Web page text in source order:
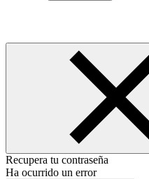
Recupera tu contraseña
Ha ocurrido un error